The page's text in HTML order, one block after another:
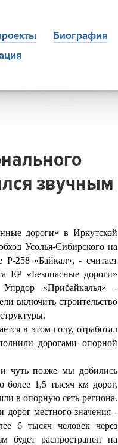
Биография
звучным
дороги» в Иркутской
Усолья-Сибирского на
Р-258 «Байкал», - считает
ЕР «Безопасные дороги»
«Прибайкалья» -
включить строительство
в этом году, отработал
дорогами опорной
чуть позже мы добились
более 1,5 тысяч км дорог,
в опорную сеть региона.
местного значения -
6 тысяч человек через
будет распространен на